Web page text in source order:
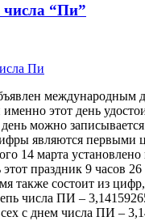
“Пи”
международным
этот день
можно
являются первыми
14 марта установлено
праздник 9 часов
также состоит из
числа ПИ –
с днем числа ПИ –